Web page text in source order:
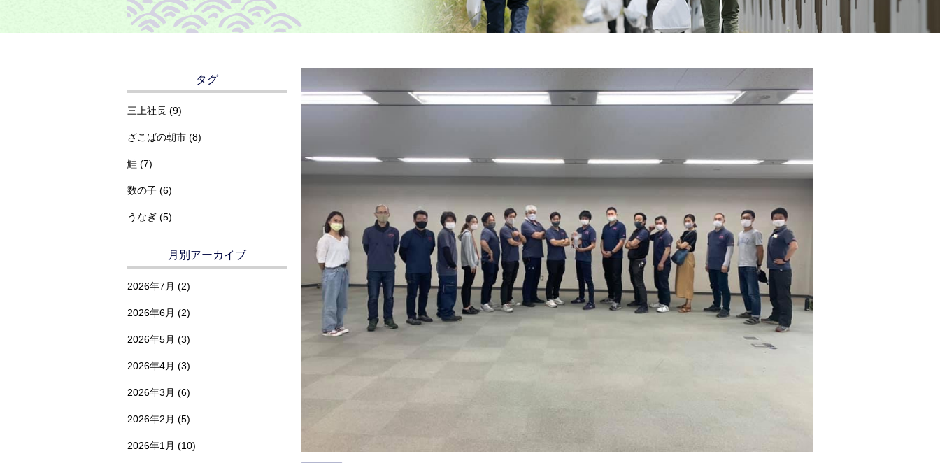
タグ
三上社長 (9)
ざこばの朝市 (8)
鮭 (7)
数の子 (6)
うなぎ (5)
月別アーカイブ
2026年7月 (2)
2026年6月 (2)
2026年5月 (3)
2026年4月 (3)
2026年3月 (6)
2026年2月 (5)
2026年1月 (10)